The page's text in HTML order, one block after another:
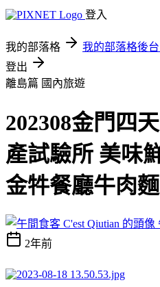
登入
我的部落格 我的部落格後台
登出
離島篇 國內旅遊
202308金門四
產試驗所 美味
金牪餐廳牛肉麵
2年前